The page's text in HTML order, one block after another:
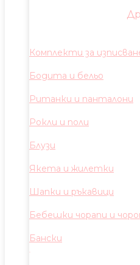
Комплекти за
Бодита и бельо
Ританки и панталони
Рокли и поли
Блузи
Якета и жилетки
Шапки и ръкавици
Бебешки чорапи и
Бански